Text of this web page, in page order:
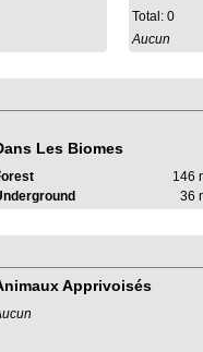
Total: 0
Aucun
Les Biomes
146
36
Apprivoisés